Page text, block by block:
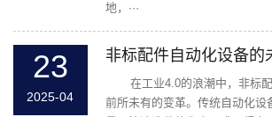
地，···
23
2025-04
在工业4.0的浪潮中，非标配
前所未有的变革。传统自动化设